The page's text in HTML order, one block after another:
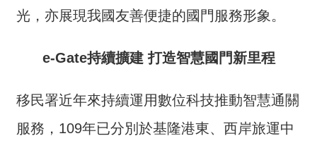
人
光，亦展現我國友善便捷的國門服務形象。
e-Gate持續擴建 打造智慧國門新里程
移民署近年來持續運用數位科技推動智慧通關
服務，109年已分別於基隆港東、西岸旅運中